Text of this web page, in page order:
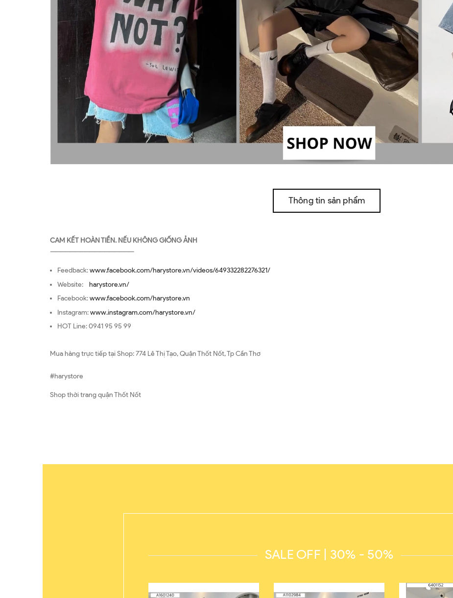
Thông tin sản phẩm
CAM KẾT HOÀN TIỀN. NẾU KHÔNG GIỐNG ẢNH
—————————————————
Feedback:www.facebook.com/harystore.vn/videos/649332282276321/
Website: harystore.vn/
Facebook:www.facebook.com/harystore.vn
Instagram:www.instagram.com/harystore.vn/
HOT Line: 0941 95 95 99
Mua hàng trực tiếp tại Shop: 774 Lê Thị Tạo, Quận Thốt Nốt, Tp Cần Thơ
#harystore
Shop thời trang quận Thốt Nốt
SALE OFF | 30% - 50%